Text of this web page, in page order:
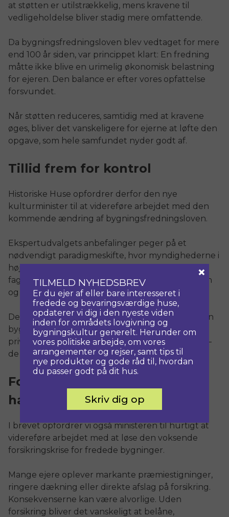
at støtten er utilstrækkelig, mens kravene til
vedligeholdelse bliver stadig mere omfattende.
Da bygningsfredningsloven blev vedtaget for mere
end 100 år siden, var princippet klart: En fredning
måtte ikke blive en urimelig økonomisk belastning
for ejeren. Den balance er efter vores opfattelse
forsvundet.
Når støtten reduceres, samtidig med at kravene
øges, bliver det vanskeligere for ejerne at løfte den
opgave, som hele samfundet nyder godt af.
Tillid frem for kontrol
Historiske Huse opfordrer derfor den nye
kulturminister til at videreføre arbejdet med den
kommende ændring af bygningsfredningsloven.
Ekspertudvalgets anbefalinger peger på et
nødvendigt paradigmeskifte, hvor myndighederne i
højere grad møder ejerne med tillid, dialog og
fagligt samarbejde frem for unødig administration
og kontrol.
Det er en udvikling, vi hilser velkommen, fordi den
bygger på en grundlæggende erkendelse: De
private ejere er ikke modstandere af fredningen –
de er dens vigtigste samarbejdspartnere.
Forsikringskrisen kræver
handling
I brevet opfordrer vi også ministeren til hurtigt at
videreføre arbejdet med at løse den voksende
forsikringskrise for fredede bygninger.
Mange ejere oplever markante præmiestigninger,
ringere dækning eller direkte afslag på forsikring.
Konsekvenserne kan være alvorlige. Uden
forsikring bliver det vanskeligt at belåne,
TILMELD NYHEDSBREV
Er du ejer af eller bare interesseret i
fredede og bevaringsværdige huse,
opdaterer vi dig i den nyeste viden
inden for områdets lovgivning og
bygningskultur generelt. Herunder om
vores politiske arbejde, om vores
arrangementer og rejser, samt tips til
nye produkter og gode råd til, hvordan
du passer godt på dit hus.
Skriv dig op
×